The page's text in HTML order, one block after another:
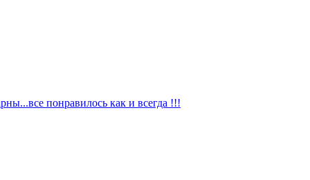
понравилось как и всегда !!!